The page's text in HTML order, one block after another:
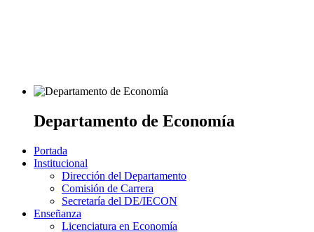
Departamento de Economía
Portada
Institucional
Dirección del Departamento
Comisión de Carrera
Secretaría del DE/IECON
Enseñanza
Licenciatura en Economía